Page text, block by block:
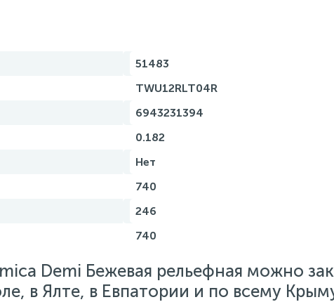
51483
TWU12RLT04R
6943231394
0.182
Нет
740
246
740
Demi Бежевая рельефная можно
в Ялте, в Евпатории и по всему